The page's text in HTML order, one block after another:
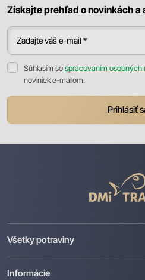
Získajte prehľad o novinkách
Zadajte váš e-mail *
Súhlasím sospracovaním osobných
noviniek e-mailom.
Prihlásiť
Trading
Všetky potraviny
Informácie